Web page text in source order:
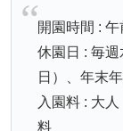
開園時間 :
休園日 : 毎
日）、年末
入園料 : 大
料